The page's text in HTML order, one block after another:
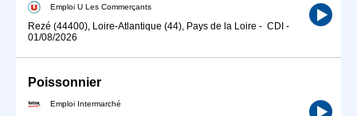
Emploi U Les Commerçants
Rezé (44400), Loire-Atlantique (44), Pays de la Loire - CDI -
01/08/2026
Poissonnier
Emploi Intermarché